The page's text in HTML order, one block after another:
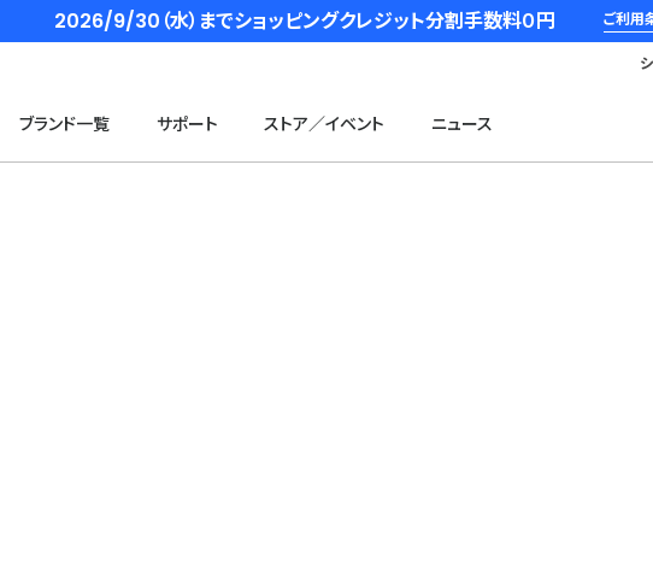
2026/9/30（水）までショッピングクレジット分割手数料０円 ご利用
ブランド一覧 サポート ストア／イベント ニュース